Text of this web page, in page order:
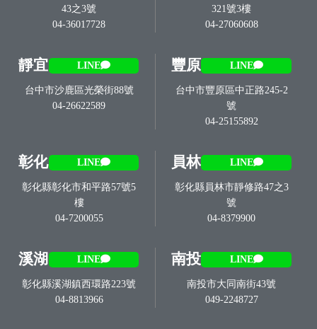
43之3號
04-36017728
321號3樓
04-27060608
靜宜 LINE
台中市沙鹿區光榮街88號
04-26622589
豐原 LINE
台中市豐原區中正路245-2
號
04-25155892
彰化 LINE
彰化縣彰化市和平路57號5
樓
04-7200055
員林 LINE
彰化縣員林市靜修路47之3
號
04-8379900
溪湖 LINE
彰化縣溪湖鎮西環路223號
04-8813966
南投 LINE
南投市大同南街43號
049-2248727